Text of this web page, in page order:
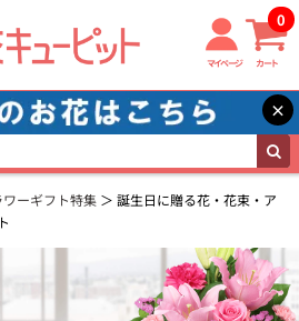
マイページ カート
0
×
ーギフト特集
誕生日に贈る花・花束・ア